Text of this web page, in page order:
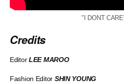
?si=kCzdTF0T2U1ddU7w
"I DONT
Credits
EditorLEE MAROO
Fashion Editor SHIN YOUNG